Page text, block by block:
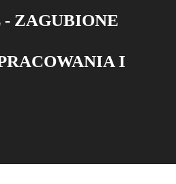
- ZAGUBIONE
I